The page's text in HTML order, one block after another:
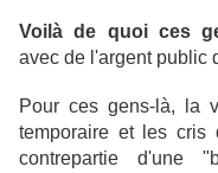
Voilà de quoi ces
avec de l'argent public
Pour ces gens-là, la
temporaire et les cris
contrepartie d'une